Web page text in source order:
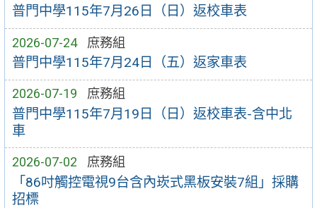
普門中學115年7月26日（日）返校車表
2026-07-24 庶務組
普門中學115年7月24日（五）返家車表
2026-07-19 庶務組
普門中學115年7月19日（日）返校車表-含中北
車
2026-07-02 庶務組
「86吋觸控電視9台含內崁式黑板安裝7組」採購
招標